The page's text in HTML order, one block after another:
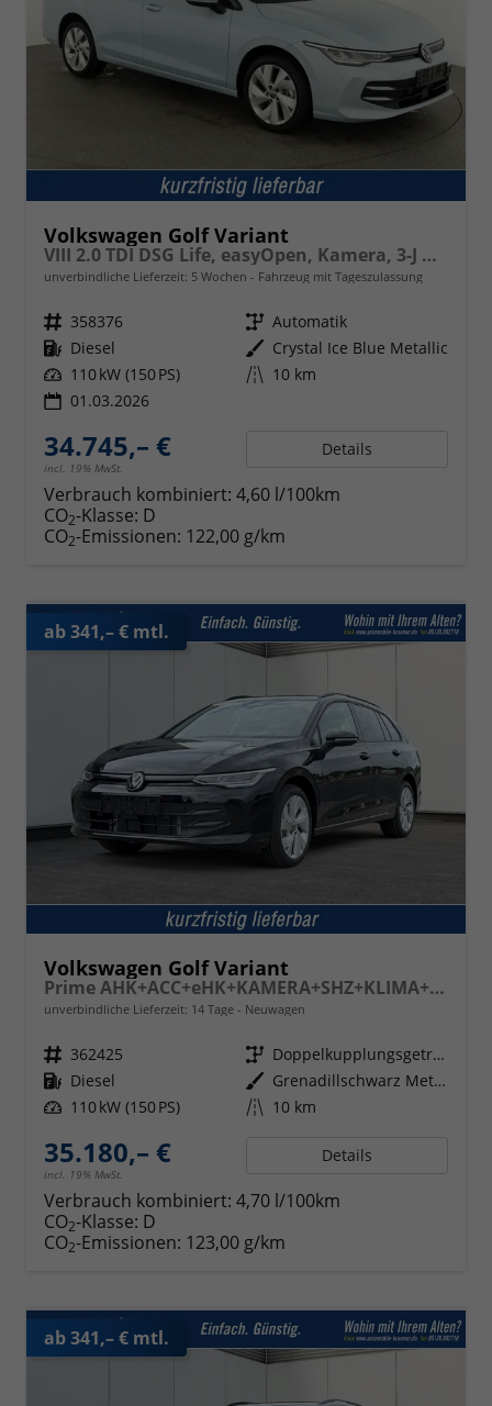
Volkswagen Golf Variant
VIII 2.0 TDI DSG Life, easyOpen, Kamera, 3-J Garantie
unverbindliche Lieferzeit: 5 Wochen Fahrzeug mit Tageszulassung
Fahrzeugnr. 358376 Getriebe Automatik
Kraftstoff Diesel Außenfarbe Crystal Ice Blue Metallic
Leistung 110 kW (150 PS) Kilometerstand 10 km
01.03.2026
34.745,– €
incl. 19% MwSt.
Details
Verbrauch kombiniert: 4,60 l/100km
CO2-Klasse: D
CO2-Emissionen: 122,00 g/km
ab 341,– € mtl.
Volkswagen Golf Variant
Prime AHK+ACC+eHK+KAMERA+SHZ+KLIMA+LED+17" ALU
unverbindliche Lieferzeit: 14 Tage Neuwagen
Fahrzeugnr. 362425 Getriebe
Doppelkupplungsgetriebe (DSG)
Kraftstoff Diesel Außenfarbe
Grenadillschwarz Metallic
Leistung 110 kW (150 PS) Kilometerstand 10 km
35.180,– €
incl. 19% MwSt.
Details
Verbrauch kombiniert: 4,70 l/100km
CO2-Klasse: D
CO2-Emissionen: 123,00 g/km
ab 341,– € mtl.